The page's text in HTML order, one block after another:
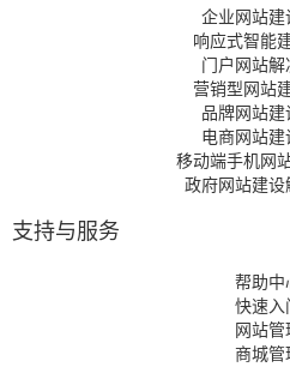
企业网站建
响应式智能
门户网站解
营销型网站
品牌网站建
电商网站建
移动端手机网
政府网站建设
支持与服务
帮助中
快速入
网站管
商城管